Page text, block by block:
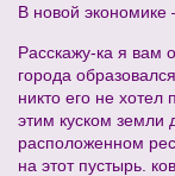
В новой
Расскажу-ка я вам
города
никто его не хотел
этим куском земли
расположенном
на этот пустырь.